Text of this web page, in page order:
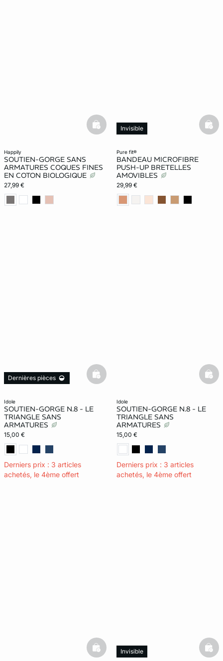
happily
SOUTIEN-GORGE SANS
ARMATURES COQUES FINES
EN COTON BIOLOGIQUE
27,99 €
basketfull
pure fit®
BANDEAU MICROFIBRE
PUSH-UP BRETELLES
AMOVIBLES
29,99 €
Invisible
idole
SOUTIEN-GORGE N.8 - LE
TRIANGLE SANS
ARMATURES
15,00 €
Derniers prix : 3 articles
achetés, le 4ème offert
Dernières pièces basketfull
idole
SOUTIEN-GORGE N.8 - LE
TRIANGLE SANS
ARMATURES
15,00 €
Derniers prix : 3 articles
achetés, le 4ème offert
basketfullInvisible